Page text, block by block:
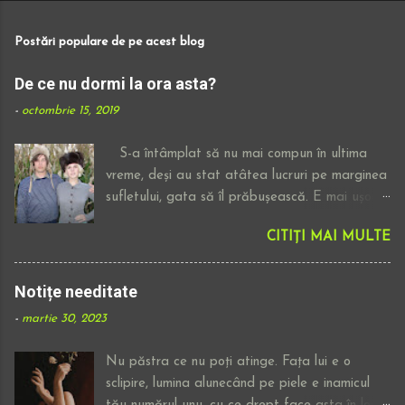
Postări populare de pe acest blog
De ce nu dormi la ora asta?
- octombrie 15, 2019
S-a întâmplat să nu mai compun în ultima
vreme, deși au stat atâtea lucruri pe marginea
sufletului, gata să îl prăbușească. E mai ușor
superficială ori cum ai dori să o numești,
lăsându-mi gândurile să zboare decât să iau
un pix negru și sa apăs, să tai, să vărs cafea
sincerității și principiilor morale. Deciziile
proaste se materializează imediat, cu zgomot,
CITIȚI MAI MULTE
Notițe needitate
- martie 30, 2023
Nu păstra ce nu poți atinge. Fața lui e o
sclipire, lumina alunecând pe piele e inamicul